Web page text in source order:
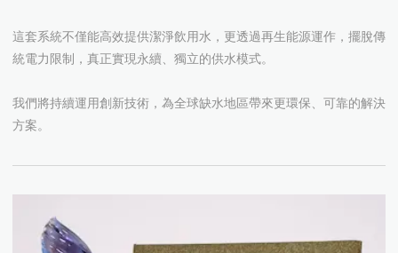
台達太陽能變流器 H5E_220
台達太陽能變流器M20A_220
台達太陽能變流器M30A_230
台達太陽能變流器M70A_263
台達太陽能變流器M100_210
台達太陽能變流器M100A_283
台達太陽能變流器DP60C-GD-10
台達PV Gateway
屋頂型 夾型固定件
屋頂型 h型固定件
屋頂型 G型固定件
落地架
日照溫度錶箱
策略夥伴台達儲能系統DELTerra C
台達儲能解決方案
移動式獨立型充電箱
充放電控制器
獨立型充電箱
獨立型變流器
太陽能複合電力系統
台達AC Mini Plus 7kW
台達AC MAX 7kW、11kW、21kW
台達DC Wallbox 50kW
台達DC City Charger 100kW
台達DC City Charger 200kW
台達High Power Charger 350kW
台達電動車EMS管理
DC充電樁立柱 EV Pole
AC充電樁立柱 EV Pole
充電樁儲值計費系統-計度式
充電樁合作夥伴Powerwall 家用儲能
這套系統不僅能高效提供潔淨飲用水，更透過再生能源運作，擺脫傳
統電力限制，真正實現永續、獨立的供水模式。
我們將持續運用創新技術，為全球缺水地區帶來更環保、可靠的解決
方案。